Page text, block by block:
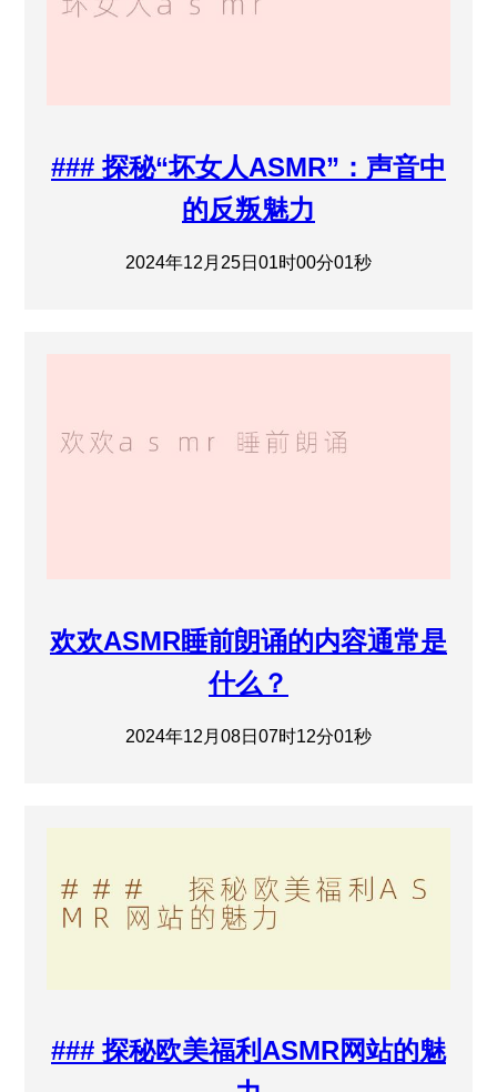
### 探秘“坏女人ASMR”：声音中
的反叛魅力
2024年12月25日01时00分01秒
欢欢ASMR睡前朗诵的内容通常是
什么？
2024年12月08日07时12分01秒
### 探秘欧美福利ASMR网站的魅